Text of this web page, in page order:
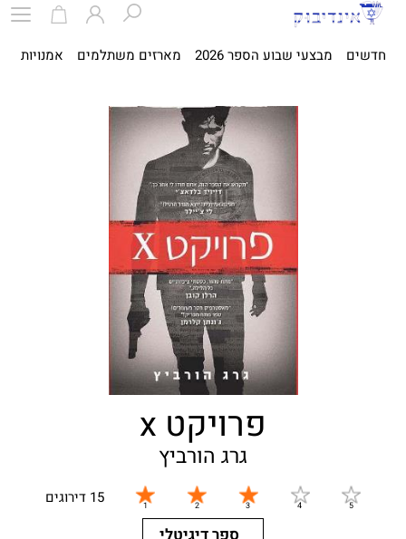
חדשים מבצעי שבוע הספר 2026 מארזים משתלמים אמנויות
פרויקט x
גרג הורביץ
15 דירוגים